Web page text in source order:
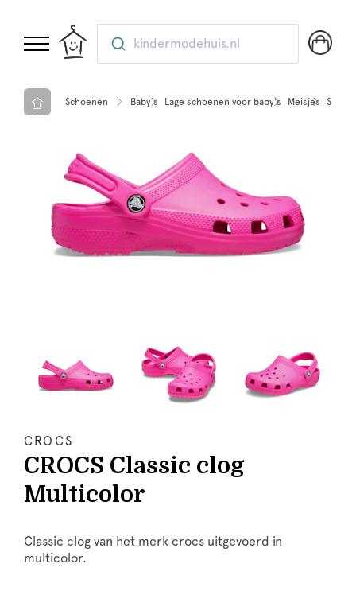
kindermodehuis.nl
Schoenen Baby’s Lage schoenen voor baby's Meisjes
CROCS
CROCS Classic clog
Multicolor
Classic clog van het merk crocs uitgevoerd in
multicolor.